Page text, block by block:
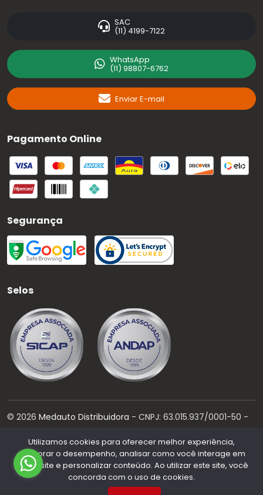
SAC
(11) 4199-7122
WhatsApp
(11) 98807-6762
Enviar E-mail
Pagamento Online
Segurança
Selos
© 2026 Medauto Distribuidora - CNPJ: 63.015.937/0001-50 -
Desenvolvido por:
Utilizamos cookies para oferecer melhor experiência,
melhorar o desempenho, analisar como você interage em
nosso site e personalizar conteúdo. Ao utilizar este site, você
concorda com o uso de cookies.